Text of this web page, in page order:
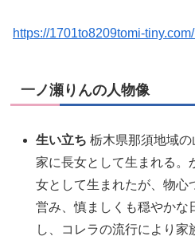
https://1701to8209tomi-
一ノ瀬りんの人物像
生い立ち 栃木県那須地域
家に長女として生まれる。
女として生まれたが、物心
営み、慎ましくも穏やかな
し、コレラの流行により家